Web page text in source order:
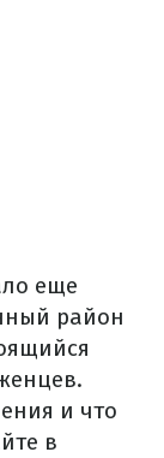
еще
район
и что
в